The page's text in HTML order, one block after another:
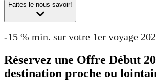
Faites le nous savoir!
-15 % min. sur votre 1er voyage
Réservez une Offre Début
destination proche ou